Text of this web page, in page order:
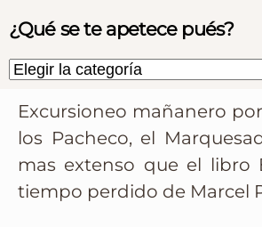
Excursioneo mañanero
los Pacheco, el
mas extenso que el libro
tiempo perdido de Marcel
¿Qué se te apetece pués?